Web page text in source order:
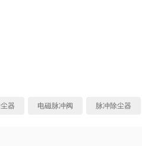
器 电磁脉冲阀 脉冲除尘器